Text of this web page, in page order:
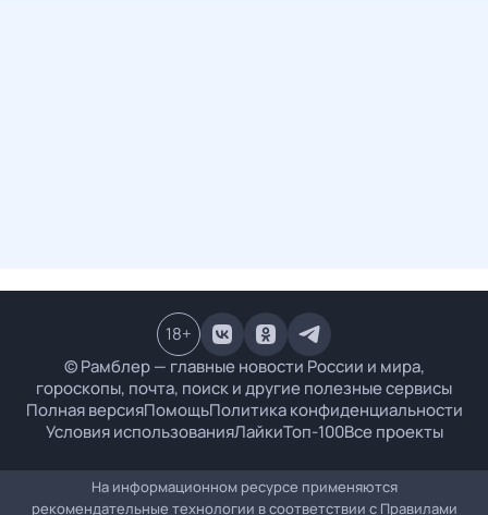
© Рамблер — главные новости России и мира,
гороскопы, почта, поиск и другие полезные сервисы
Полная версияПомощьПолитика конфиденциальности
Условия использованияЛайкиТоп-100Все проекты
18+
На информационном ресурсе применяются
рекомендательные технологии в соответствии с Правилами